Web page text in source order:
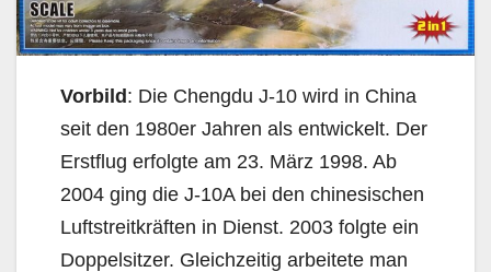
Vorbild: Die Chengdu J-10 wird in China
seit den 1980er Jahren als entwickelt. Der
Erstflug erfolgte am 23. März 1998. Ab
2004 ging die J-10A bei den chinesischen
Luftstreitkräften in Dienst. 2003 folgte ein
Doppelsitzer. Gleichzeitig arbeitete man